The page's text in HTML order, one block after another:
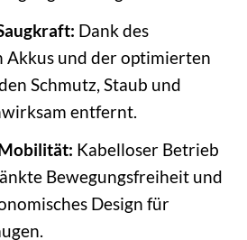
Dank des
Akkus und der optimierten
Schmutz, Staub und
entfernt.
Kabelloser Betrieb
Bewegungsfreiheit und
Design für